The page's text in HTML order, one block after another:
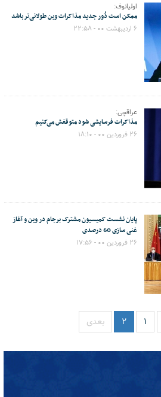
اولیانوف:
ممکن است دُور جدید مذاکرات وین طولانی‌تر باشد
۶ اردیبهشت ۰۰ - ۲۲:۵۸
عراقچی:
مذاکرات فرسایشی شود متوقفش می‌کنیم
۲۶ فروردین ۰۰ - ۱۸:۱۰
پایان نشست کمیسیون مشترک برجام در وین و آغاز
غنی سازی 60 درصدی
۲۶ فروردین ۰۰ - ۱۷:۵۶
۱ ۲ بعدی